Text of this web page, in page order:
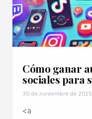
Cómo ganar
sociales para
30 de noviembre de 2025
<a